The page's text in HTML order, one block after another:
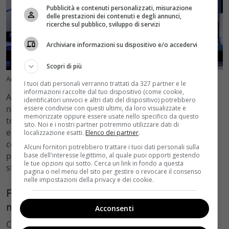
Amadeus nel 2022 (Ansa.it, Velvet Cinema)
Al suo fianco, Federica Panicucci, conduttrice televisiva
nota per il suo talento e la sua simpatia, ha portato un
tocco di freschezza e vitalità al Festivalbar. La sua
energia contagiosa e il suo sorriso coinvolgente hanno
conquistato il pubblico, creando una coppia di
presentatori che ha fatto scintille in ogni edizione dello
show.
Federica Panicucci ricorda il Festival con
malinconia
Con il passare degli anni,sia Amadeus che Federica
Pubblicità e contenuti personalizzati, misurazione
delle prestazioni dei contenuti e degli annunci,
ricerche sul pubblico, sviluppo di servizi
Archiviare informazioni su dispositivo e/o accedervi
Scopri di più
I tuoi dati personali verranno trattati da 327 partner e le
informazioni raccolte dal tuo dispositivo (come cookie,
identificatori univoci e altri dati del dispositivo) potrebbero
essere condivise con questi ultimi, da loro visualizzate e
memorizzate oppure essere usate nello specifico da questo
sito. Noi e i nostri partner potremmo utilizzare dati di
localizzazione esatti. Elenco dei partner.
Alcuni fornitori potrebbero trattare i tuoi dati personali sulla
base dell'interesse legittimo, al quale puoi opporti gestendo
le tue opzioni qui sotto. Cerca un link in fondo a questa
pagina o nel menu del sito per gestire o revocare il consenso
nelle impostazioni della privacy e dei cookie.
Acconsenti